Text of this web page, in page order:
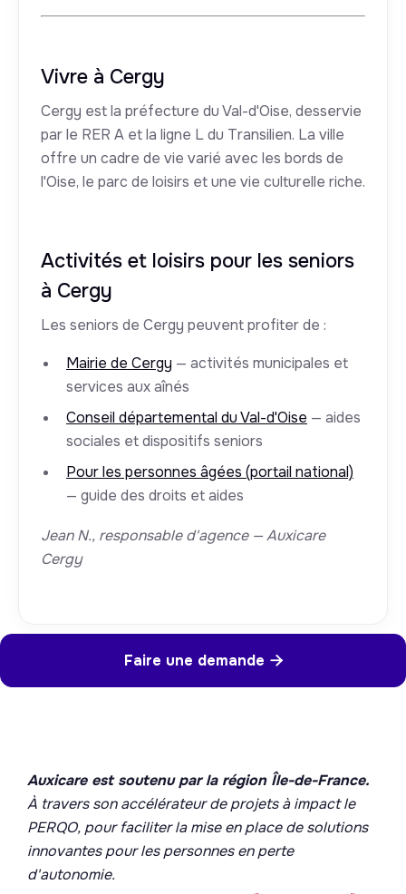
Vivre à Cergy
Cergy est la préfecture du Val-d'Oise, desservie
par le RER A et la ligne L du Transilien. La ville
offre un cadre de vie varié avec les bords de
l'Oise, le parc de loisirs et une vie culturelle riche.
Activités et loisirs pour les seniors
à Cergy
Les seniors de Cergy peuvent profiter de :
Mairie de Cergy — activités municipales et
services aux aînés
Conseil départemental du Val-d'Oise — aides
sociales et dispositifs seniors
Pour les personnes âgées (portail national)
— guide des droits et aides
Jean N., responsable d'agence — Auxicare
Cergy
Faire une demande 
Auxicare est soutenu par la région Île-de-France.
À travers son accélérateur de projets à impact le
PERQO, pour faciliter la mise en place de solutions
innovantes pour les personnes en perte
d'autonomie.